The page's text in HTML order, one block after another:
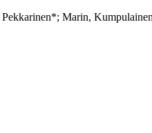
Marin,